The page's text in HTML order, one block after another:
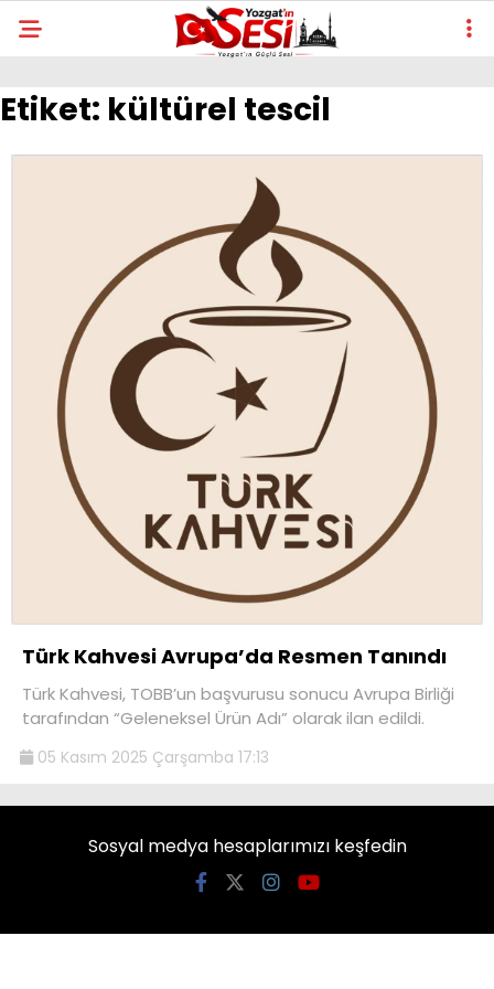
Etiket: kültürel tescil
Türk Kahvesi Avrupa’da Resmen Tanındı
Türk Kahvesi, TOBB’un başvurusu sonucu Avrupa Birliği
tarafından “Geleneksel Ürün Adı” olarak ilan edildi.
05 Kasım 2025 Çarşamba 17:13
Sosyal medya hesaplarımızı keşfedin